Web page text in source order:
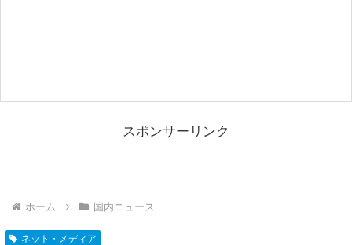
スポンサーリンク
ホーム 国内ニュース
ネット・メディア